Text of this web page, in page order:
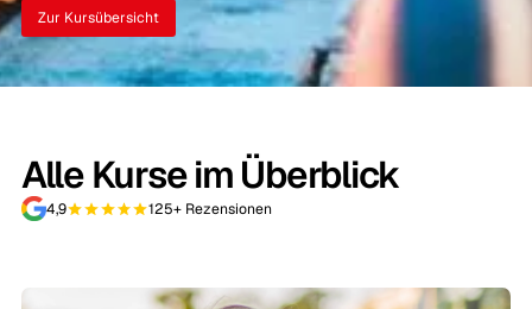
Zur Kursübersicht
Alle Kurse im Überblick
4,9 125+ Rezensionen